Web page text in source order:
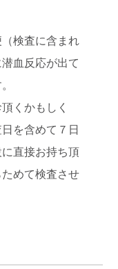
検査に含まれ
血反応が出て
くかもしく
を含めて７日
直接お持ち頂
めて検査させ